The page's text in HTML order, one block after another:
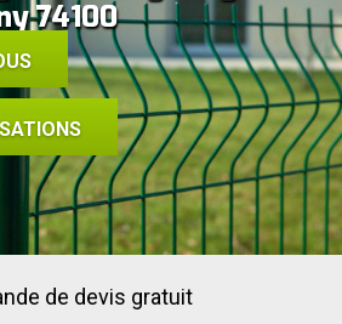
74100
de devis gratuit